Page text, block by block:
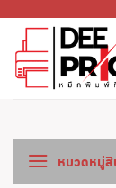
เนื้อหา
หมวดหมู่